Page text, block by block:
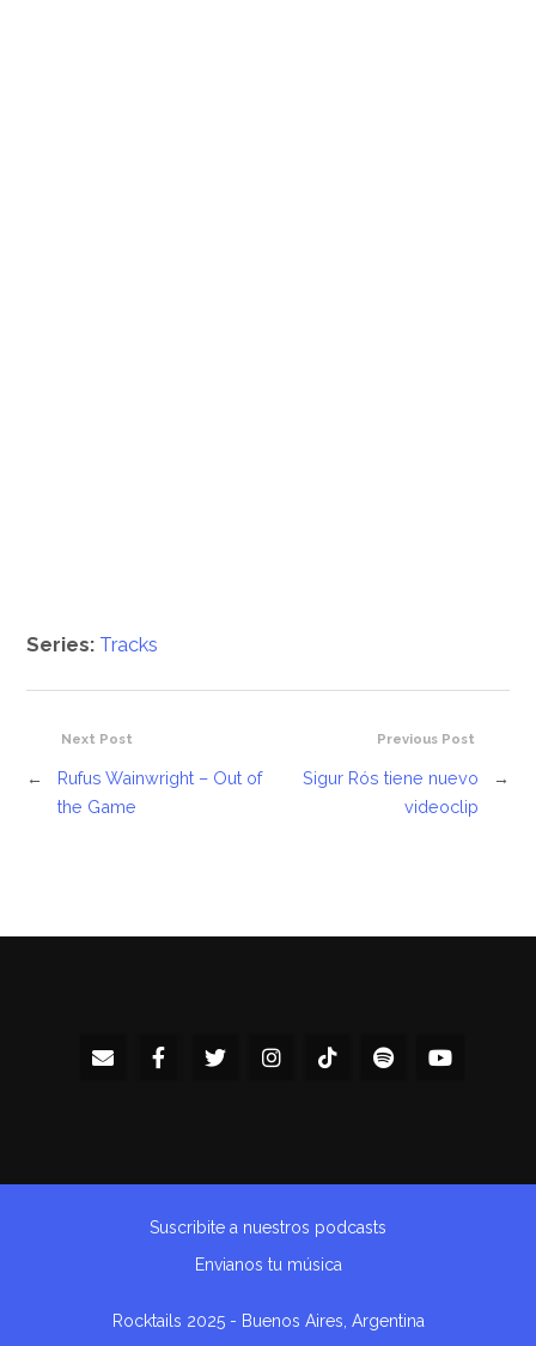
Series: Tracks
Previous Post
Sigur Rós tiene nuevo
videoclip
→
Next Post
←
Rufus Wainwright – Out of
the Game
Rocktails 2025 - Buenos Aires, Argentina
Suscribite a nuestros podcasts
Envianos tu música